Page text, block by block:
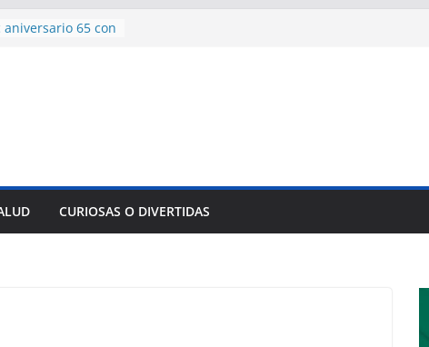
65 con
en su propio
rescate en
parcial en
la movilidad
CURIOSAS O DIVERTIDAS